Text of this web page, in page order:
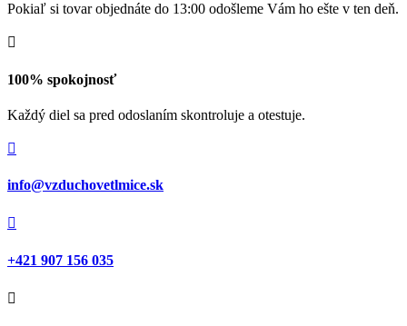
Pokiaľ si tovar objednáte do 13:00 odošleme Vám ho ešte v ten deň.

100% spokojnosť
Každý diel sa pred odoslaním skontroluje a otestuje.

info@vzduchovetlmice.sk

+421 907 156 035
